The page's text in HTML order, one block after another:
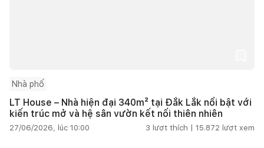
Nhà phố
LT House – Nhà hiện đại 340m² tại Đắk Lắk nổi bật với
kiến trúc mở và hệ sân vườn kết nối thiên nhiên
27/06/2026, lúc 10:00 3 lượt thích | 15.872 lượt xem